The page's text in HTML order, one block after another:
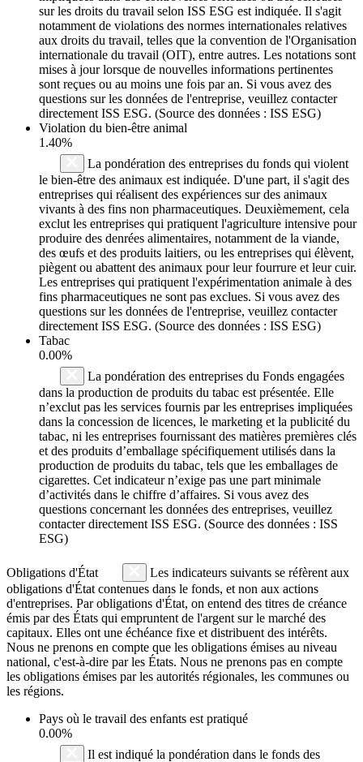
sur les droits du travail selon ISS ESG est indiquée. Il s'agit
notamment de violations des normes internationales relatives
aux droits du travail, telles que la convention de l'Organisation
internationale du travail (OIT), entre autres. Les notations sont
mises à jour lorsque de nouvelles informations pertinentes
sont reçues ou au moins une fois par an. Si vous avez des
questions sur les données de l'entreprise, veuillez contacter
directement ISS ESG. (Source des données : ISS ESG)
Violation du bien-être animal
1.40%
La pondération des entreprises du fonds qui violent
le bien-être des animaux est indiquée. D'une part, il s'agit des
entreprises qui réalisent des expériences sur des animaux
vivants à des fins non pharmaceutiques. Deuxièmement, cela
exclut les entreprises qui pratiquent l'agriculture intensive pour
produire des denrées alimentaires, notamment de la viande,
des œufs et des produits laitiers, ou les entreprises qui élèvent,
piègent ou abattent des animaux pour leur fourrure et leur cuir.
Les entreprises qui pratiquent l'expérimentation animale à des
fins pharmaceutiques ne sont pas exclues. Si vous avez des
questions sur les données de l'entreprise, veuillez contacter
directement ISS ESG. (Source des données : ISS ESG)
Tabac
0.00%
La pondération des entreprises du Fonds engagées
dans la production de produits du tabac est présentée. Elle
n’exclut pas les services fournis par les entreprises impliquées
dans la concession de licences, le marketing et la publicité du
tabac, ni les entreprises fournissant des matières premières clés
et des produits d’emballage spécifiquement utilisés dans la
production de produits du tabac, tels que les emballages de
cigarettes. Cet indicateur n’exige pas une part minimale
d’activités dans le chiffre d’affaires. Si vous avez des
questions concernant les données des entreprises, veuillez
contacter directement ISS ESG. (Source des données : ISS
ESG)
Obligations d'État
Les indicateurs suivants se réfèrent aux
obligations d'État contenues dans le fonds, et non aux actions
d'entreprises. Par obligations d'État, on entend des titres de créance
émis par des États qui empruntent de l'argent sur le marché des
capitaux. Elles ont une échéance fixe et distribuent des intérêts.
Nous ne prenons en compte que les obligations émises au niveau
national, c'est-à-dire par les États. Nous ne prenons pas en compte
les obligations émises par les autorités régionales, les communes ou
les régions.
Pays où le travail des enfants est pratiqué
0.00%
Il est indiqué la pondération dans le fonds des